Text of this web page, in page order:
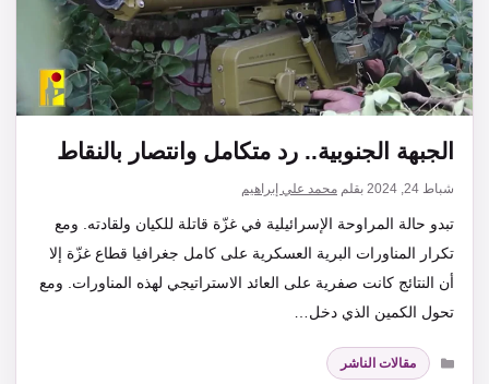
الجبهة الجنوبية.. رد متكامل وانتصار بالنقاط
شباط 24, 2024 بقلم محمد علي إبراهيم
تبدو حالة المراوحة الإسرائيلية في غزّة قاتلة للكيان ولقادته. ومع
تكرار المناورات البرية العسكرية على كامل جغرافيا قطاع غزّة إلا
أن النتائج كانت صفرية على العائد الاستراتيجي لهذه المناورات. ومع
تحول الكمين الذي دخل…
التصنيفات
مقالات الناشر